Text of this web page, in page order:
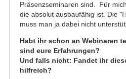
Präsenzseminaren sind. Für
die absolut ausbaufähig ist. Die
muss man ja dabei nicht
Habt ihr schon an Webinaren
sind eure Erfahrungen?
Und falls nicht: Fandet ihr
hilfreich?